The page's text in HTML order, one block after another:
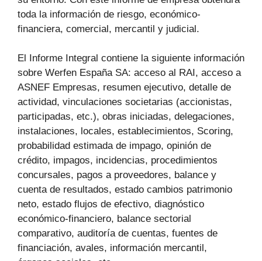
toda la información de riesgo, económico-
financiera, comercial, mercantil y judicial.
El Informe Integral contiene la siguiente información
sobre Werfen España SA: acceso al RAI, acceso a
ASNEF Empresas, resumen ejecutivo, detalle de
actividad, vinculaciones societarias (accionistas,
participadas, etc.), obras iniciadas, delegaciones,
instalaciones, locales, establecimientos, Scoring,
probabilidad estimada de impago, opinión de
crédito, impagos, incidencias, procedimientos
concursales, pagos a proveedores, balance y
cuenta de resultados, estado cambios patrimonio
neto, estado flujos de efectivo, diagnóstico
económico-financiero, balance sectorial
comparativo, auditoría de cuentas, fuentes de
financiación, avales, información mercantil,